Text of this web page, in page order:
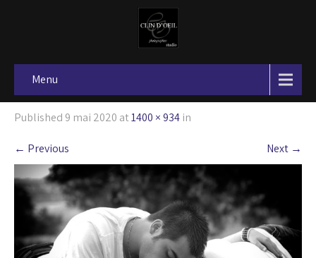
Menu
Published 9 mai 2020 at1400 × 934 in
← Previous Next →